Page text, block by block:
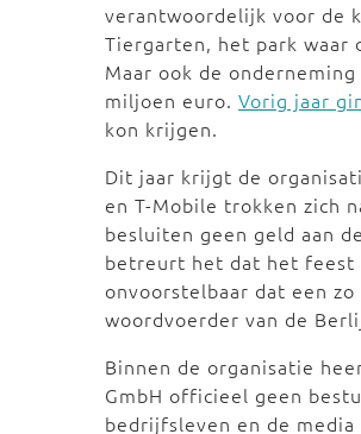
verantwoordelijk voor de
Tiergarten, het park waar
Maar ook de
miljoen euro. Vorig jaar
kon krijgen.
Dit jaar krijgt de
en T-Mobile trokken zich
besluiten geen geld aan
betreurt het dat het feest
onvoorstelbaar dat een
woordvoerder van de
Binnen de organisatie
GmbH officieel geen
bedrijfsleven en de